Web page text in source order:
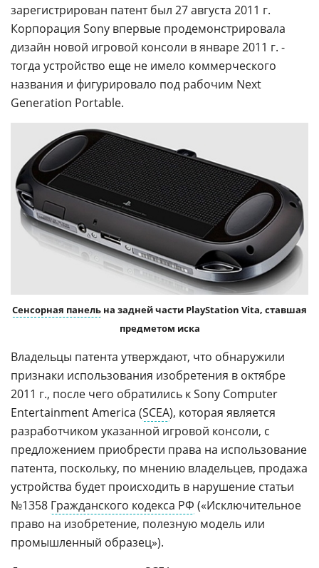
зарегистрирован патент был 27 августа 2011 г.
Корпорация Sony впервые продемонстрировала
дизайн новой игровой консоли в январе 2011 г. -
тогда устройство еще не имело коммерческого
названия и фигурировало под рабочим Next
Generation Portable.
Сенсорная панель на задней части PlayStation Vita, ставшая
предметом иска
Владельцы патента утверждают, что обнаружили
признаки использования изобретения в октябре
2011 г., после чего обратились к Sony Computer
Entertainment America (SCEA), которая является
разработчиком указанной игровой консоли, с
предложением приобрести права на использование
патента, поскольку, по мнению владельцев, продажа
устройства будет происходить в нарушение статьи
№1358 Гражданского кодекса РФ («Исключительное
право на изобретение, полезную модель или
промышленный образец»).